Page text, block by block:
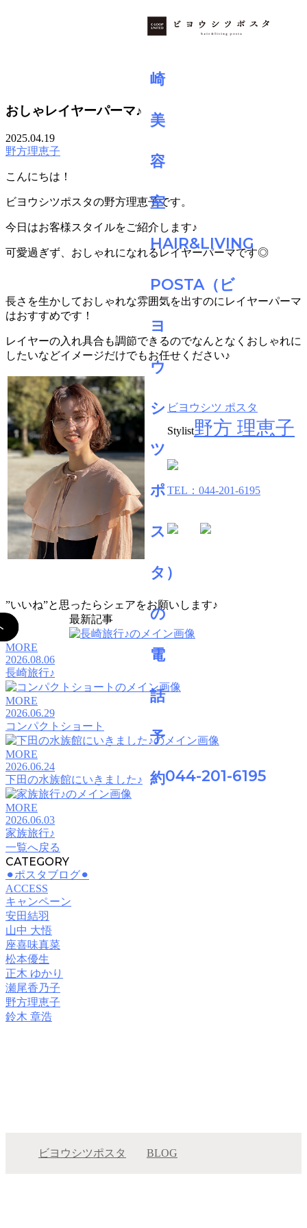
044-201-6195
BLOG
おしゃレイヤーパーマ♪
2025.04.19
野方理恵子
こんにちは！
ビヨウシツポスタの野方理恵子です。
今日はお客様スタイルをご紹介します♪
可愛過ぎず、おしゃれになれるレイヤーパーマです◎
長さを生かしておしゃれな雰囲気を出すのにレイヤーパーマ
はおすすめです！
レイヤーの入れ具合も調節できるのでなんとなくおしゃれに
したいなどイメージだけでもお任せください♪
ビヨウシツ ポスタ
Stylist野方 理恵子
TEL：044-201-6195
”いいね”と思ったらシェアをお願いします♪
最新記事
MORE
2026.08.06
長崎旅行♪
MORE
2026.06.29
コンパクトショート
MORE
2026.06.24
下田の水族館にいきました♪
MORE
2026.06.03
家族旅行♪
一覧へ戻る
CATEGORY
⚫︎ポスタブログ⚫︎
ACCESS
キャンペーン
安田結羽
山中 大悟
座喜味真菜
松本優生
正木 ゆかり
瀬尾香乃子
野方理恵子
鈴木 章浩
ビヨウシツポスタ BLOG